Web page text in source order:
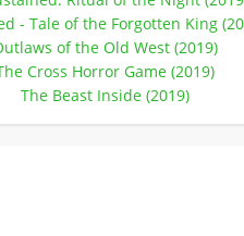
- Tale of the Forgotten King
of the Old West (2019)
Cross Horror Game (2019)
The Beast Inside (2019)